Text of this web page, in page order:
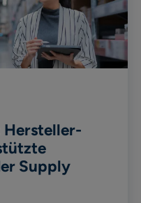
Hersteller-
Supply